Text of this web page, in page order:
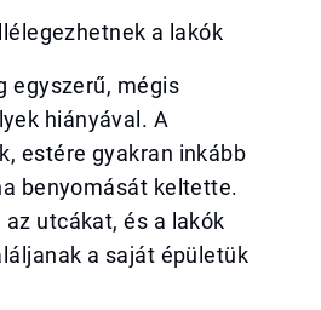
a lakók
egyszerű, mégis
hiányával. A
estére gyakran inkább
benyomását keltette.
utcákat, és a lakók
a saját épületük